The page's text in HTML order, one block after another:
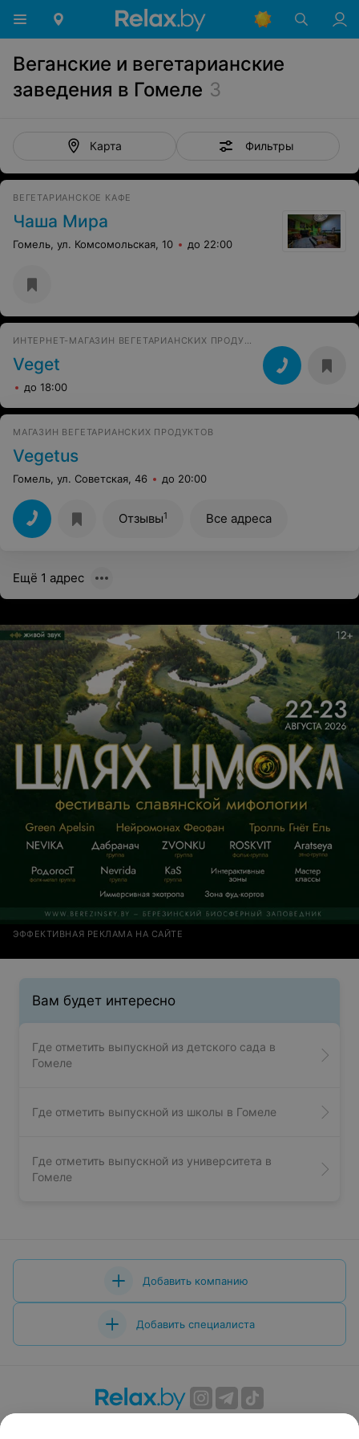
Веганские и вегетарианские
заведения в Гомеле 3
Карта Фильтры
ВЕГЕТАРИАНСКОЕ КАФЕ
Чаша Мира
Гомель, ул. Комсомольская, 10 до 22:00
ИНТЕРНЕТ-МАГАЗИН ВЕГЕТАРИАНСКИХ ПРОДУКТОВ
Veget
до 18:00
МАГАЗИН ВЕГЕТАРИАНСКИХ ПРОДУКТОВ
Vegetus
Гомель, ул. Советская, 46 до 20:00
Отзывы1 Все адреса
Ещё 1 адрес
ЭФФЕКТИВНАЯ РЕКЛАМА НА САЙТЕ
Вам будет интересно
Где отметить выпускной из детского сада в
Гомеле
Где отметить выпускной из школы в Гомеле
Где отметить выпускной из университета в
Гомеле
Добавить компанию
Добавить специалиста